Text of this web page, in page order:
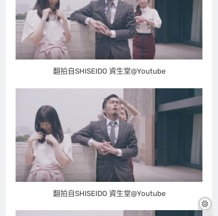
翻拍自SHISEIDO 資生堂@Youtube
翻拍自SHISEIDO 資生堂@Youtube